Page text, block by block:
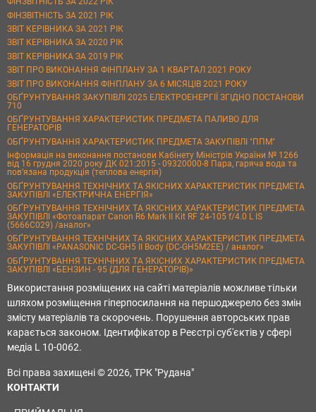
ФІНЗВІТНІСТЬ ЗА 2021 РІК
ЗВІТ КЕРІВНИКА ЗА 2021 РІК
ЗВІТ КЕРІВНИКА ЗА 2020 РІК
ЗВІТ КЕРІВНИКА ЗА 2019 РІК
ЗВІТ ПРО ВИКОНАННЯ ФІНПЛАНУ ЗА 1 КВАРТАЛ 2021 РОКУ
ЗВІТ ПРО ВИКОНАННЯ ФІНПЛАНУ ЗА 6 МІСЯЦІВ 2021 РОКУ
ОБҐРУНТУВАННЯ ЗАКУПІВЛІ 2025 ЕЛЕКТРОЕНЕРГІЇ ЗГІДНО ПОСТАНОВИ
710
ОБҐРУНТУВАННЯ ХАРАКТЕРИСТИК ПРЕДМЕТА ПАЛИВО ДЛЯ
ГЕНЕРАТОРІВ
ОБҐРУНТУВАННЯ ХАРАКТЕРИСТИК ПРЕДМЕТА ЗАКУПІВЛІ "ППМ"
Інформація на виконання постанови Кабінету Міністрів України № 1266
від 16 грудня 2020 року ДК 021:2015 - 09320000-8 Пара, гаряча вода та
пов’язана продукція (теплова енергія)
ОБҐРУНТУВАННЯ ТЕХНІЧНИХ ТА ЯКІСНИХ ХАРАКТЕРИСТИК ПРЕДМЕТА
ЗАКУПІВЛІ «ЕЛЕКТРИЧНА ЕНЕРГІЯ»
ОБҐРУНТУВАННЯ ТЕХНІЧНИХ ТА ЯКІСНИХ ХАРАКТЕРИСТИК ПРЕДМЕТА
ЗАКУПІВЛІ «Фотоапарат Canon R6 Mark II Kit RF 24-105 f/4.0 L IS
(5666C029) /аналог»
ОБҐРУНТУВАННЯ ТЕХНІЧНИХ ТА ЯКІСНИХ ХАРАКТЕРИСТИК ПРЕДМЕТА
ЗАКУПІВЛІ «PANASONIC DC-GH5 II Body (DC-GH5M2EE) / аналог»
ОБҐРУНТУВАННЯ ТЕХНІЧНИХ ТА ЯКІСНИХ ХАРАКТЕРИСТИК ПРЕДМЕТА
ЗАКУПІВЛІ «БЕНЗИН - 95 (ДЛЯ ГЕНЕРАТОРІВ)»
Використання розміщених на сайті матеріалів можливе тільки
шляхом розміщення гіперпосилання на першоджерело без змін
змісту матеріалів та скорочень. Порушення авторських прав
карається законом. Ідентифікатор в Реєстрі суб'єктів у сфері
медіа L 10-0062.
Всі права захищені © 2026, ТРК "Рудана"
КОНТАКТИ